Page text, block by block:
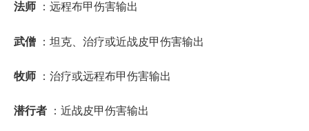
法师 ​：远程布甲伤害输出
武僧 ​：坦克、治疗或近战皮甲伤害输出
牧师 ​：治疗或远程布甲伤害输出
潜行者 ​：近战皮甲伤害输出